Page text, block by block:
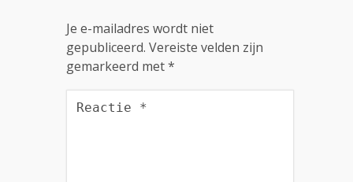
Je e-mailadres wordt niet
gepubliceerd. Vereiste velden zijn
gemarkeerd met*